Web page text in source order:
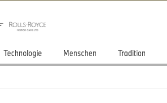
Technologie Menschen Tradition